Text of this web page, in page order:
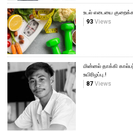
உடல் எடையை
93 Views
மின்னல் தாக்கி
உயிரிழப்பு.!
87 Views